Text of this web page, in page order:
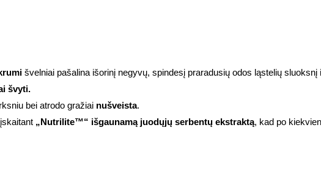
švelniai pašalina išorinį negyvų, spindesį praradusių odos ląstelių sluoksnį
švyti.
bei atrodo gražiai nušveista.
„Nutrilite™“ išgaunamą juodųjų serbentų ekstraktą, kad po